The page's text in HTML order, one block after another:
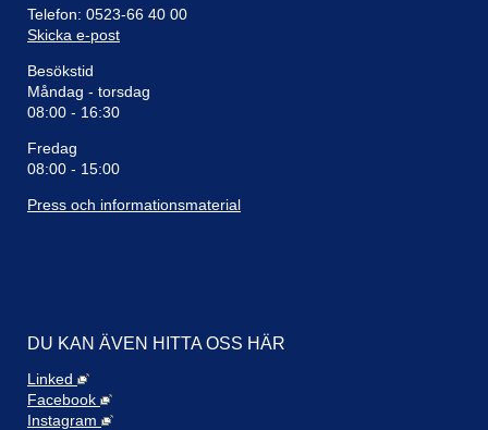
Pär Eriksson (C)
Therese Mancini (S)
Mikael Sternemar (L)
Jan-Olof Larsson (S)
Mikael Andersson (DemR)
Jan-Olof Larsson (S)
Jeanette Loy (M)
Telefon: 0523-66 40 00
Skicka e-post
Besökstid
Måndag - torsdag
08:00 - 16:30
Fredag
08:00 - 15:00
Press och informationsmaterial
DU KAN ÄVEN HITTA OSS HÄR
Linked
Facebook
Instagram